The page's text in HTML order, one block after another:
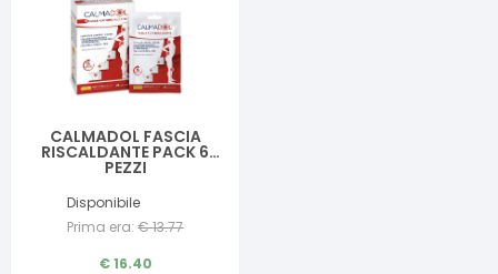
CALMADOL FASCIA
RISCALDANTE PACK 6
PEZZI
Disponibile
Prima era: €13.77
€16.40